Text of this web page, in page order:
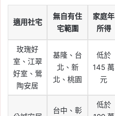
適用社宅
無自有住
宅範圍
家庭年
所得
玫瑰好
室、江翠
好室、鶯
陶安居
基隆、台
北、新
北、桃園
低於
145 萬
元
台中、彰
低於